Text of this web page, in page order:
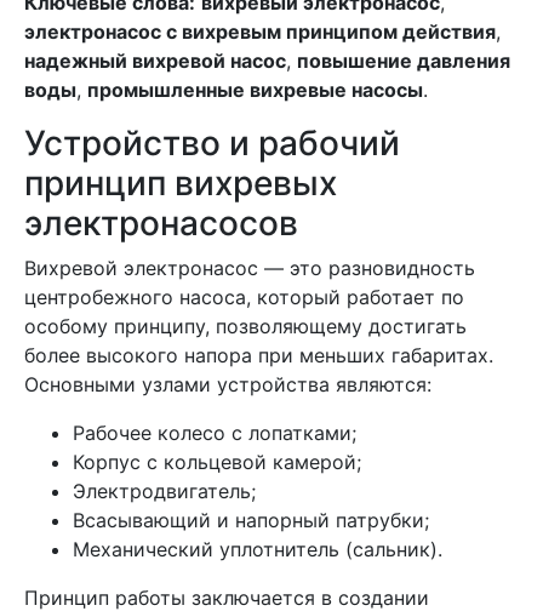
электронасос с вихревым принципом действия,
надежный вихревой насос, повышение давления
воды, промышленные вихревые насосы.
Устройство и рабочий
принцип вихревых
электронасосов
Вихревой электронасос — это разновидность
центробежного насоса, который работает по
особому принципу, позволяющему достигать
более высокого напора при меньших габаритах.
Основными узлами устройства являются:
Рабочее колесо с лопатками;
Корпус с кольцевой камерой;
Электродвигатель;
Всасывающий и напорный патрубки;
Механический уплотнитель (сальник).
Принцип работы заключается в создании